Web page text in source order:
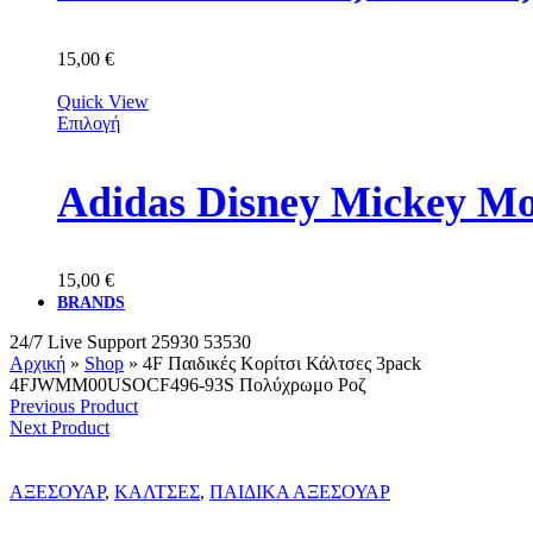
15,00 €
Quick View
Επιλογή
Adidas Disney Mickey
15,00 €
BRANDS
24/7 Live Support 25930 53530
Αρχική » Shop » 4F Παιδικές Κορίτσι Κάλτσες 3pack
4FJWMM00USOCF496-93S Πολύχρωμο Ροζ
Previous Product
Next Product
ΑΞΕΣΟΥΑΡ, ΚΑΛΤΣΕΣ, ΠΑΙΔΙΚΑ ΑΞΕΣΟΥΑΡ